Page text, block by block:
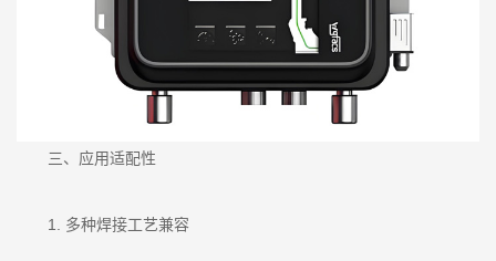
三、应用适配性
1. 多种焊接工艺兼容